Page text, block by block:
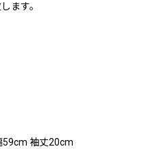
ます。
59cm 袖丈20cm